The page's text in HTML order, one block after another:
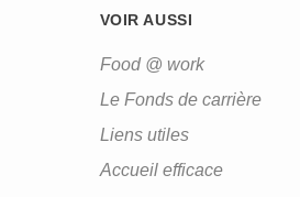
VOIR AUSSI
Food @ work
Le Fonds de carrière
Liens utiles
Accueil efficace